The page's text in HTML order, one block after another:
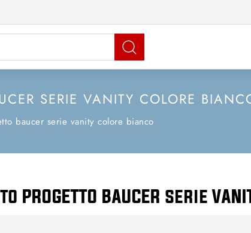
automaticamente gli altri filtri disponibili.
SERIE VANITY COLORE
baucer serie vanity colore bianco
BAUCER serie